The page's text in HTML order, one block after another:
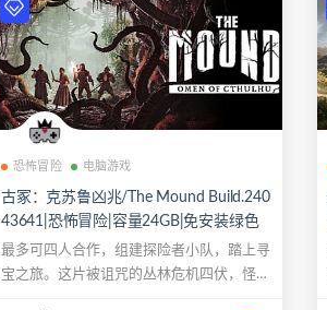
恐怖冒险 电脑游戏
古冢：克苏鲁凶兆/The Mound Build.240
43641|恐怖冒险|容量24GB|免安装绿色
中文版|支持键盘.鼠标.手柄
最多可四人合作，组建探险者小队，踏上寻
宝之旅。这片被诅咒的丛林危机四伏，怪物